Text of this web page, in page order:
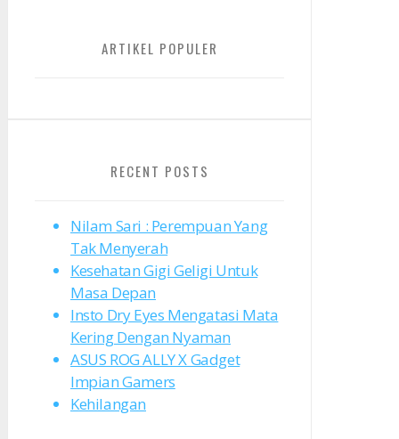
ARTIKEL POPULER
RECENT POSTS
Nilam Sari : Perempuan Yang
Tak Menyerah
Kesehatan Gigi Geligi Untuk
Masa Depan
Insto Dry Eyes Mengatasi Mata
Kering Dengan Nyaman
ASUS ROG ALLY X Gadget
Impian Gamers
Kehilangan